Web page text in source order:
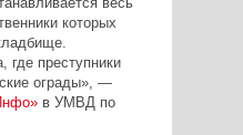
которых
где преступники
ограды», —
в УМВД по